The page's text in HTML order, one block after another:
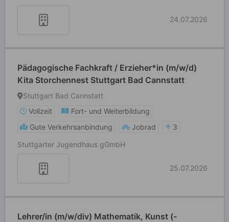
24.07.2026
Pädagogische Fachkraft / Erzieher*in (m/w/d)
Kita Storchennest Stuttgart Bad Cannstatt
Stuttgart Bad Cannstatt
Vollzeit
Fort- und Weiterbildung
Gute Verkehrsanbindung
Jobrad
3
Stuttgarter Jugendhaus gGmbH
25.07.2026
Lehrer/in (m/w/div) Mathematik, Kunst (-